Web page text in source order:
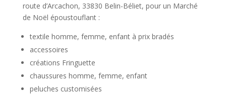
route d’Arcachon, 33830 Belin-Béliet, pour un Marché
de Noël époustouflant :
textile homme, femme, enfant à prix bradés
accessoires
créations Fringuette
chaussures homme, femme, enfant
peluches customisées